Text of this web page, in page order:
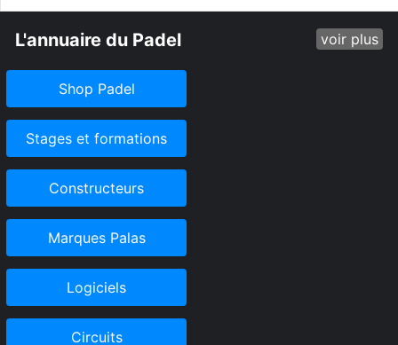
L'annuaire du Padel voir plus
Shop Padel
Stages et formations
Constructeurs
Marques Palas
Logiciels
Circuits